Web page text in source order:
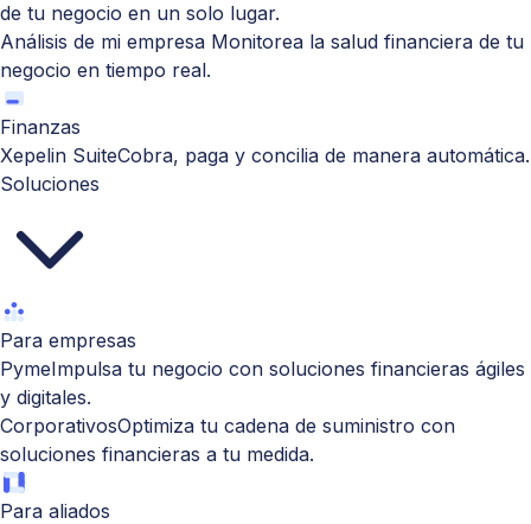
de tu negocio en un solo lugar.
Análisis de mi empresa Monitorea la salud financiera de tu
negocio en tiempo real.
Finanzas
Xepelin SuiteCobra, paga y concilia de manera automática.
Soluciones
Para empresas
PymeImpulsa tu negocio con soluciones financieras ágiles
y digitales.
CorporativosOptimiza tu cadena de suministro con
soluciones financieras a tu medida.
Para aliados